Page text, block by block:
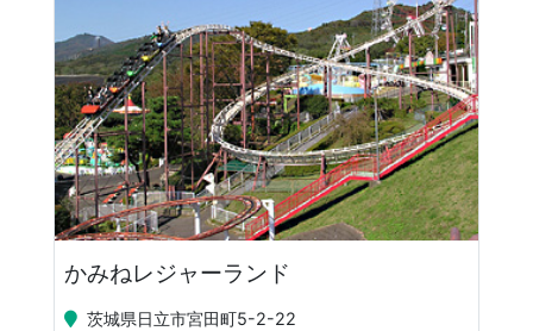
かみねレジャーランド
茨城県日立市宮田町5-2-22